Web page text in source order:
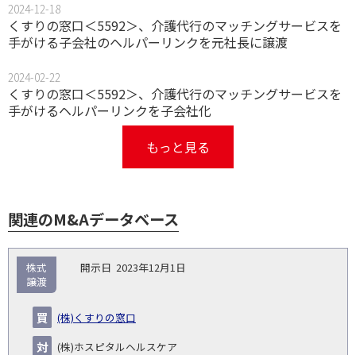
2024-12-18
くすりの窓口＜5592＞、介護代行のマッチングサービスを
手がける子会社のヘルパーリンクを元社長に譲渡
2024-02-22
くすりの窓口＜5592＞、介護代行のマッチングサービスを
手がけるヘルパーリンクを子会社化
もっと見る
関連のM&Aデータベース
示
い
企
業・
事業
2023年12月1日
(株)くすりの窓口
(株)ホスピタルヘルスケア
株式
譲渡